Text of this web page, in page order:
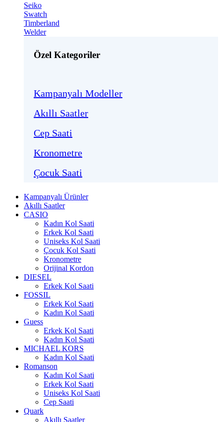
Seiko
Swatch
Timberland
Welder
Özel Kategoriler
Kampanyalı Modeller
Akıllı Saatler
Cep Saati
Kronometre
Çocuk Saati
Kampanyalı Ürünler
Akıllı Saatler
CASIO
Kadın Kol Saati
Erkek Kol Saati
Uniseks Kol Saati
Çocuk Kol Saati
Kronometre
Orijinal Kordon
DIESEL
Erkek Kol Saati
FOSSIL
Erkek Kol Saati
Kadın Kol Saati
Guess
Erkek Kol Saati
Kadın Kol Saati
MICHAEL KORS
Kadın Kol Saati
Romanson
Kadın Kol Saati
Erkek Kol Saati
Uniseks Kol Saati
Cep Saati
Quark
Akıllı Saatler